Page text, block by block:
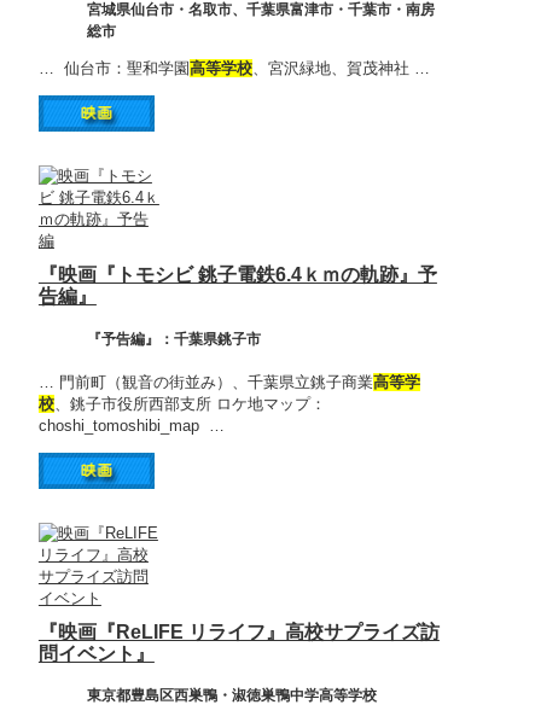
宮城県仙台市・名取市、千葉県富津市・千葉市・南房
総市
… 仙台市：聖和学園高等学校、宮沢緑地、賀茂神社 …
『映画『トモシビ 銚子電鉄6.4ｋｍの軌跡』予
告編』
『予告編』：千葉県銚子市
… 門前町（観音の街並み）、千葉県立銚子商業高等学
校、銚子市役所西部支所 ロケ地マップ：
choshi_tomoshibi_map …
『映画『ReLIFE リライフ』高校サプライズ訪
問イベント』
東京都豊島区西巣鴨・淑徳巣鴨中学高等学校